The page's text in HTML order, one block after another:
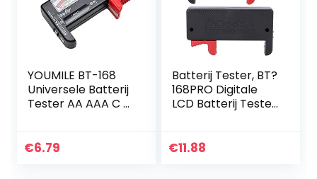
YOUMILE BT-168
Universele Batterij
Tester AA AAA C D
€6.79
Batterij Tester, BT?
168PRO Digitale
LCD Batterij Tester
Kleine Batterijen,
€11.88